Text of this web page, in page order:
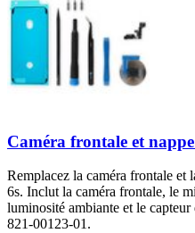
Caméra frontale et
Remplacez la caméra frontale et
6s. Inclut la caméra frontale, le
luminosité ambiante et le
821-00123-01.